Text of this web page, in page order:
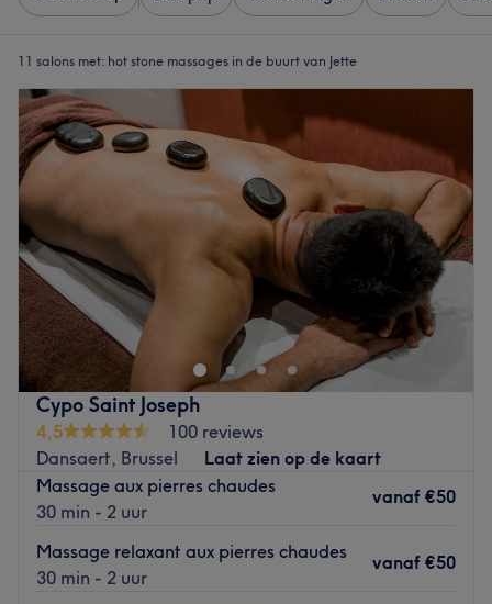
11 salons met: hot stone massages in de buurt van Jette
Cypo Saint Joseph
4,5
100 reviews
Dansaert, Brussel
Laat zien op de kaart
Massage aux pierres chaudes
30 min - 2 uur
vanaf €50
Massage relaxant aux pierres chaudes
30 min - 2 uur
vanaf €50